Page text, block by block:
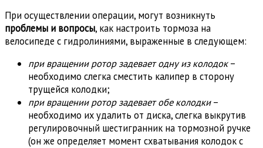
При осуществлении операции, могут возникнуть
проблемы и вопросы, как настроить тормоза на
велосипеде с гидролиниями, выраженные в следующем:
при вращении ротор задевает одну из колодок–
необходимо слегка сместить калипер в сторону
трущейся колодки;
при вращении ротор задевает обе колодки–
необходимо их удалить от диска, слегка выкрутив
регулировочный шестигранник на тормозной ручке
(он же определяет момент схватывания колодок с